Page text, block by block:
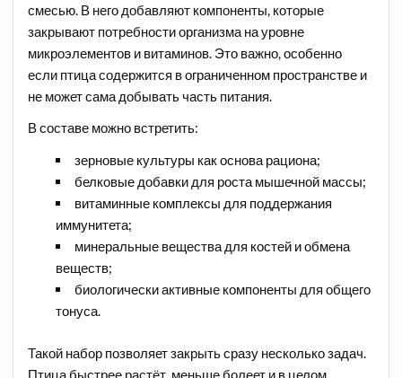
смесью. В него добавляют компоненты, которые
закрывают потребности организма на уровне
микроэлементов и витаминов. Это важно, особенно
если птица содержится в ограниченном пространстве и
не может сама добывать часть питания.
В составе можно встретить:
зерновые культуры как основа рациона;
белковые добавки для роста мышечной массы;
витаминные комплексы для поддержания
иммунитета;
минеральные вещества для костей и обмена
веществ;
биологически активные компоненты для общего
тонуса.
Такой набор позволяет закрыть сразу несколько задач.
Птица быстрее растёт, меньше болеет и в целом